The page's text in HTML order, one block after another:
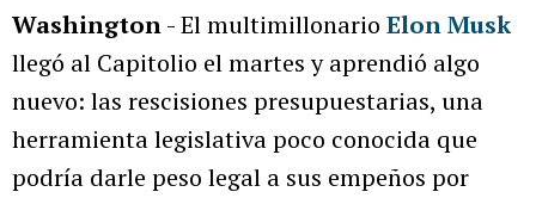
Washington- El multimillonario Elon Musk
llegó al Capitolio el martes y aprendió algo
nuevo: las rescisiones presupuestarias, una
herramienta legislativa poco conocida que
podría darle peso legal a sus empeños por